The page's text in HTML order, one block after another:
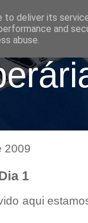
2009
1
aqui
deliver its
and
abuse.